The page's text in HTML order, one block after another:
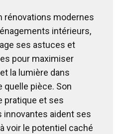
rénovations modernes
intérieurs,
ses astuces et
pour maximiser
la lumière dans
quelle pièce. Son
pratique et ses
innovantes aident ses
voir le potentiel caché